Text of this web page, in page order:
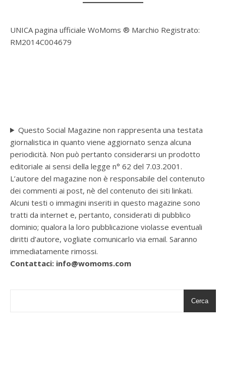
UNICA pagina ufficiale WoMoms ® Marchio Registrato:
RM2014C004679
Questo Social Magazine non rappresenta una testata
giornalistica in quanto viene aggiornato senza alcuna
periodicità. Non può pertanto considerarsi un prodotto
editoriale ai sensi della legge n° 62 del 7.03.2001.
L’autore del magazine non è responsabile del contenuto
dei commenti ai post, nè del contenuto dei siti linkati.
Alcuni testi o immagini inseriti in questo magazine sono
tratti da internet e, pertanto, considerati di pubblico
dominio; qualora la loro pubblicazione violasse eventuali
diritti d’autore, vogliate comunicarlo via email. Saranno
immediatamente rimossi.
Contattaci: info@womoms.com
Cerca